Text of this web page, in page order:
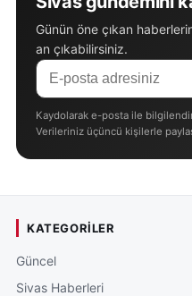
Günün öne çıkan
an çıkabilirsiniz.
Kaydolarak e-posta ile
Verileriniz üçüncü kişilerle
KATEGORILER
Güncel
Sivas Haberleri